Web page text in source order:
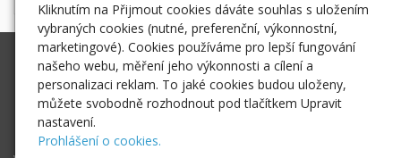
Ing. Radek Hoďák
Tichá 502, 742 74 Tichá
IČ: 18979661
radek@hodak.cz
Kliknutím na Přijmout cookies dáváte souhlas s uložením
vybraných cookies (nutné, preferenční, výkonnostní,
marketingové). Cookies používáme pro lepší fungování
našeho webu, měření jeho výkonnosti a cílení a
personalizaci reklam. To jaké cookies budou uloženy,
můžete svobodně rozhodnout pod tlačítkem Upravit
nastavení.
Prohlášení o cookies.